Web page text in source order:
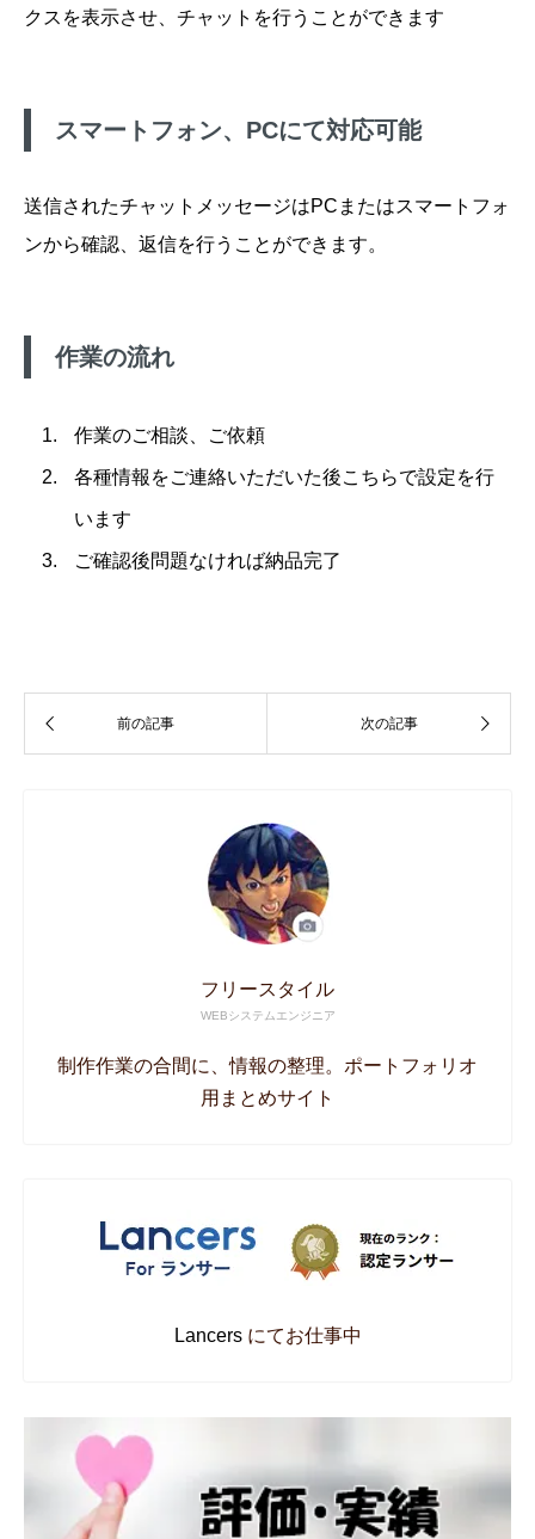
クスを表示させ、チャットを行うことができます
スマートフォン、PCにて対応可能
送信されたチャットメッセージはPCまたはスマートフォ
ンから確認、返信を行うことができます。
作業の流れ
作業のご相談、ご依頼
各種情報をご連絡いただいた後こちらで設定を行
います
ご確認後問題なければ納品完了
フリースタイル
WEBシステムエンジニア
制作作業の合間に、情報の整理。ポートフォリオ
用まとめサイト
Lancersにてお仕事中